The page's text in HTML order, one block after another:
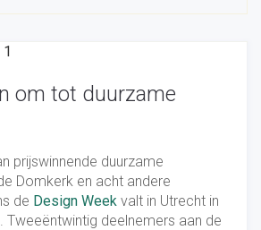
om tot duurzame
prijswinnende duurzame
Domkerk en acht andere
de Design Week valt in Utrecht in
Tweeëntwintig deelnemers aan de